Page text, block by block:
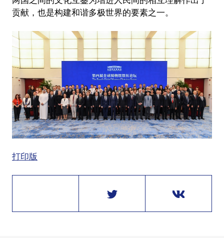
贡献，也是构建和谐多极世界的要素之一。
打印版